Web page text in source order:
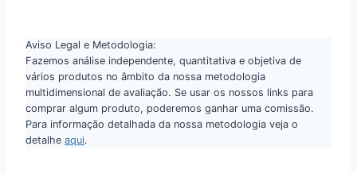
Aviso Legal e Metodologia:
Fazemos análise independente, quantitativa e objetiva de
vários produtos no âmbito da nossa metodologia
multidimensional de avaliação. Se usar os nossos links para
comprar algum produto, poderemos ganhar uma comissão.
Para informação detalhada da nossa metodologia veja o
detalhe aqui.